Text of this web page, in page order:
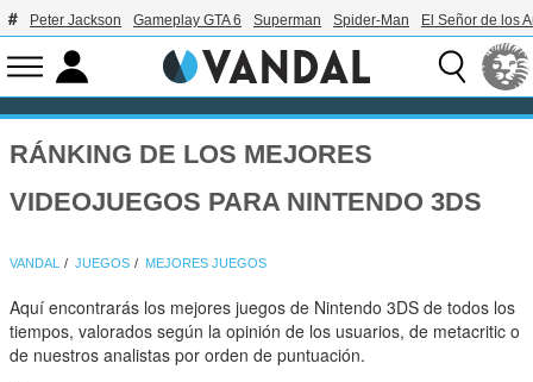
Peter Jackson Gameplay GTA 6 Superman Spider-Man El Señor de los
RÁNKING DE LOS MEJORES
VIDEOJUEGOS PARA NINTENDO 3DS
VANDAL JUEGOS MEJORES JUEGOS
Aquí encontrarás los mejores juegos de Nintendo 3DS de todos los
tiempos, valorados según la opinión de los usuarios, de metacritic o
de nuestros analistas por orden de puntuación.